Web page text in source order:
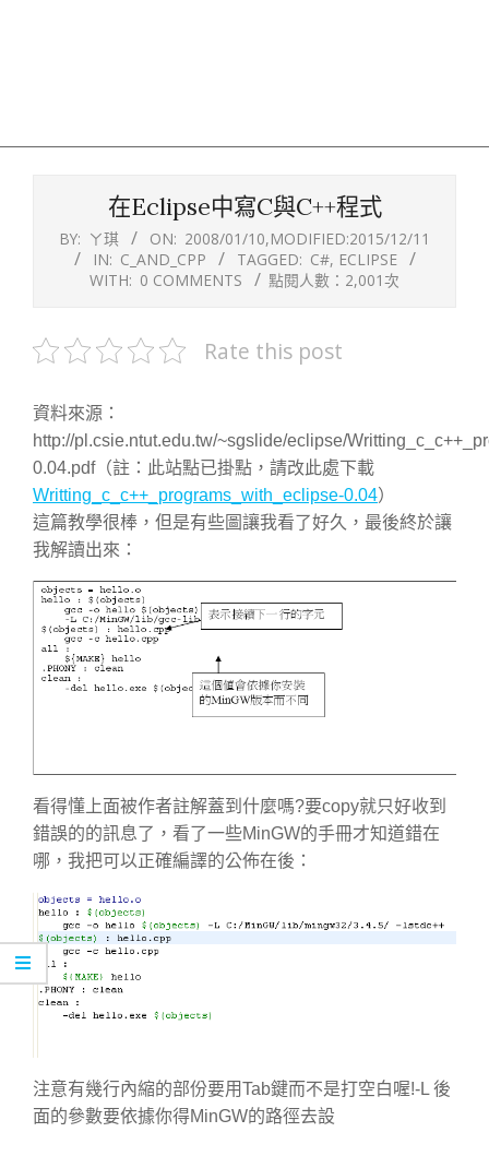
在Eclipse中寫C與C++程式
BY: ㄚ琪 ON: 2008/01/10,MODIFIED:2015/12/11
IN: C_AND_CPP TAGGED: C#, ECLIPSE
WITH: 0 COMMENTS 點閱人數：2,001次
Rate this post
資料來源：
http://pl.csie.ntut.edu.tw/~sgslide/eclipse/
0.04.pdf（註：此站點已掛點，請改此處下載
Writting_c_c++_programs_with_eclipse-0.04）
這篇教學很棒，但是有些圖讓我看了好久，最後終於讓
我解讀出來：
看得懂上面被作者註解蓋到什麼嗎?要copy就只好收到
錯誤的的訊息了，看了一些MinGW的手冊才知道錯在
哪，我把可以正確編譯的公佈在後：
注意有幾行內縮的部份要用Tab鍵而不是打空白喔!-L 後
面的參數要依據你得MinGW的路徑去設